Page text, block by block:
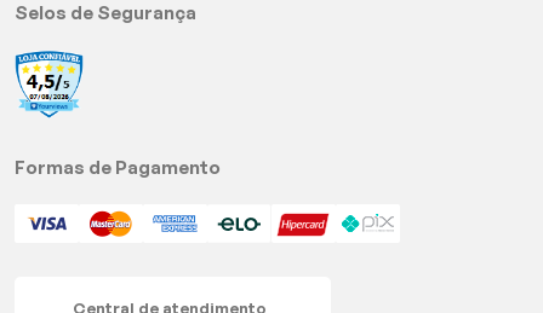
Selos de Segurança
Formas de Pagamento
Central de atendimento